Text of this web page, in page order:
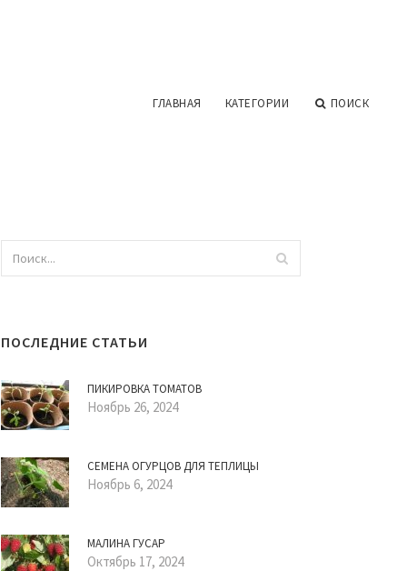
ГЛАВНАЯ КАТЕГОРИИ ПОИСК
ПОСЛЕДНИЕ СТАТЬИ
ПИКИРОВКА ТОМАТОВ
Ноябрь 26, 2024
СЕМЕНА ОГУРЦОВ ДЛЯ ТЕПЛИЦЫ
Ноябрь 6, 2024
МАЛИНА ГУСАР
Октябрь 17, 2024